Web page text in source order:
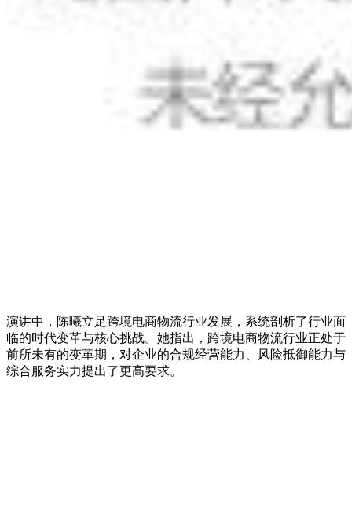
演讲中，陈曦立足跨境电商物流行业发展，系统剖析了行业面
临的时代变革与核心挑战。她指出，跨境电商物流行业正处于
前所未有的变革期，对企业的合规经营能力、风险抵御能力与
综合服务实力提出了更高要求。